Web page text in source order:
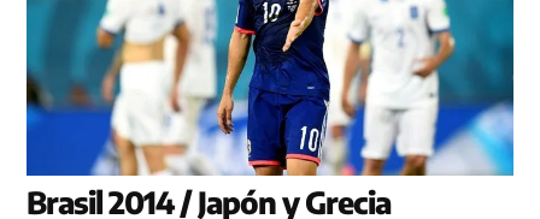
Brasil 2014 / Japón y Grecia